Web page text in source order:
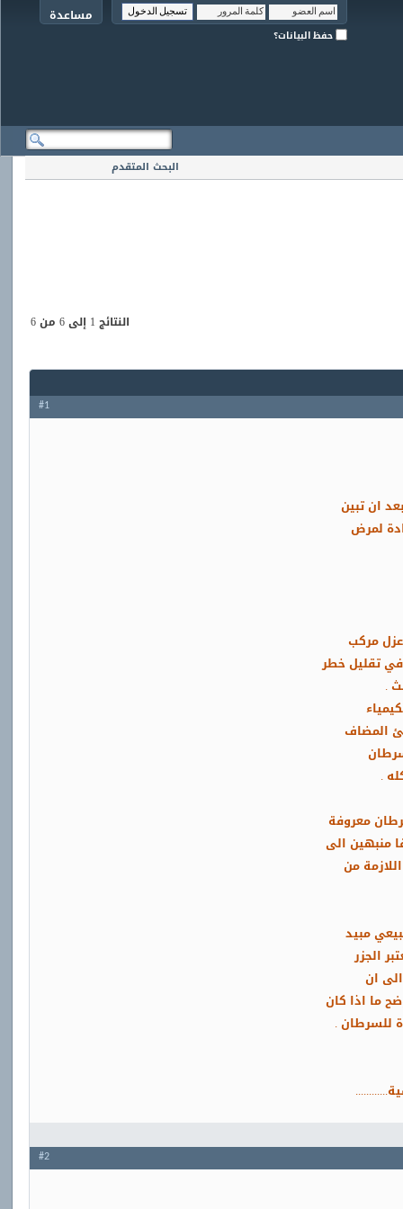
مساعدة
حفظ البيانات؟
البحث المتقدم
النتائج 1 إلى 6 من 6
#1
ان تبين
لمرض
مركب
تقليل خطر
.
المضاف
للاصابة بسرطان
.
معروفة
منبهين الى
من
مبيد
الجزر
ان
ما اذا كان
للسرطان .
#2